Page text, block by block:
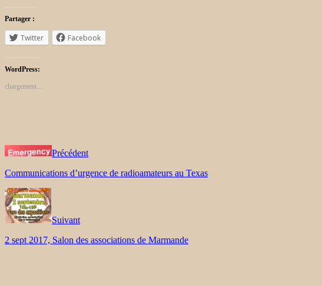
Partager :
Twitter Facebook
WordPress:
chargement…
Précédent
Communications d’urgence de radioamateurs au Texas
Suivant
2 sept 2017, Salon des associations de Marmande